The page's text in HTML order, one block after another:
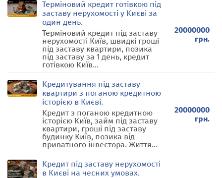
Терміновий кредит готівкою під
заставу нерухомості у Києві за
один день.
Терміновий кредит під заставу
нерухомості Київ, швидкі гроші
під заставу квартири, позика
під заставу за 1 день, кредит
готівкою Київ...
20000000
грн.
Кредитування під заставу
квартири з поганою кредитною
історією в Києві.
Кредит з поганою кредитною
історією Київ, займ під заставу
квартири, гроші під заставу
будинку Київ, позика від
приватного інвестора. Життя...
20000000
грн.
Кредит під заставу нерухомості
в Києві на чесних умовах.